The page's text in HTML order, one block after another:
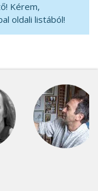
Kérem,
oldali listából!